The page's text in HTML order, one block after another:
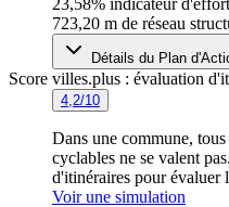
723,20 m de réseau
Détails du Plan
Score villes.plus : évaluation
4,2/10
Dans une commune,
cyclables ne se valent
d'itinéraires pour évaluer
Voir une simulation